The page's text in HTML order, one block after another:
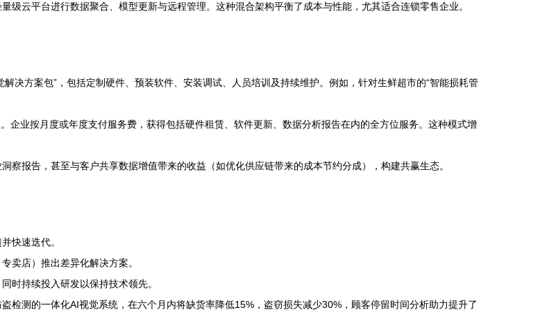
级云平台进行数据聚合、模型更新与远程管理。这种混合架构平衡了成本与性能，尤其适合连锁零售企业。
决方案包”，包括定制硬件、预装软件、安装调试、人员培训及持续维护。例如，针对生鲜超市的“智能损耗管
企业按月度或年度支付服务费，获得包括硬件租赁、软件更新、数据分析报告在内的全方位服务。这种模式增
察报告，甚至与客户共享数据增值带来的收益（如优化供应链带来的成本节约分成），构建共赢生态。
快速迭代。
卖店）推出差异化解决方案。
时持续投入研发以保持技术领先。
检测的一体化AI视觉系统，在六个月内将缺货率降低15%，盗窃损失减少30%，顾客停留时间分析助力提升了